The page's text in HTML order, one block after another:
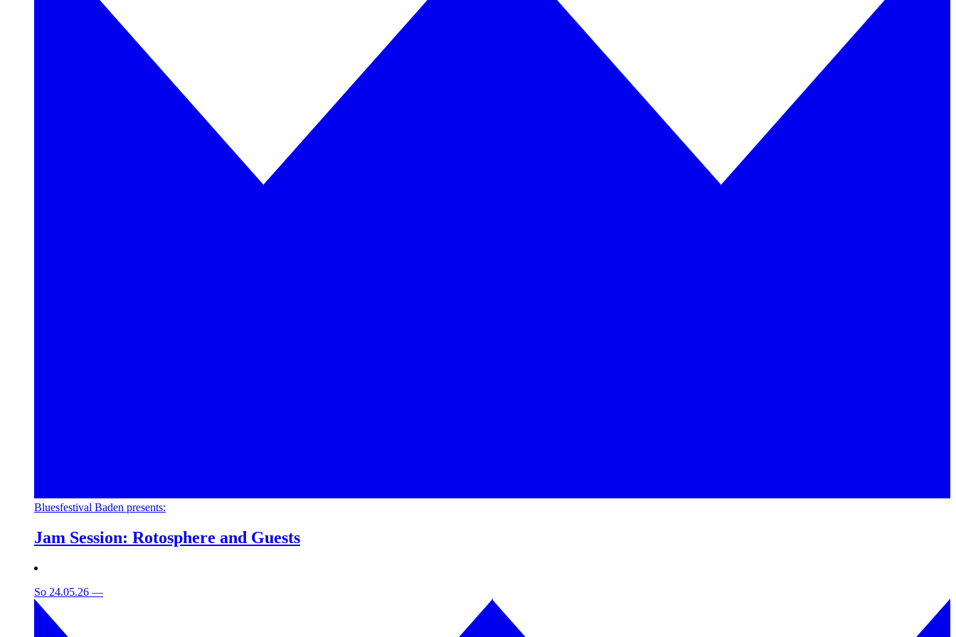
Bluesfestival Baden presents:
Jam Session: Rotosphere and Guests
So 24.05.26 —